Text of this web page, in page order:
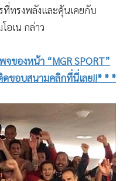
ที่ทรงพลังและคุ้นเคยกับ
อเน กล่าว
ของหน้า “MGR SPORT”
ดขอบสนามคลิกที่นี่เลย!!* * *